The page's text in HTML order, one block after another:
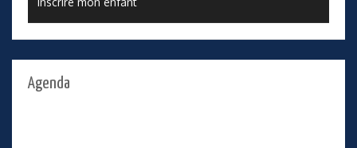
Agenda